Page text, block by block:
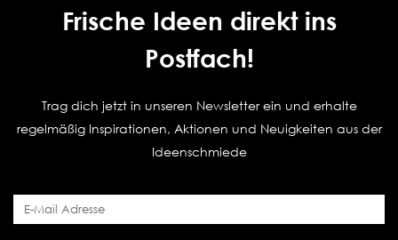
Frische Ideen direkt ins
Postfach!
Trag dich jetzt in unseren Newsletter ein und erhalte
regelmäßig Inspirationen, Aktionen und Neuigkeiten aus der
Ideenschmiede